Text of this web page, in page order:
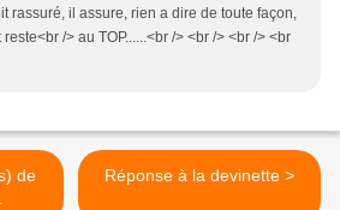
rassuré, il assure, rien a dire de toute façon,
reste<br /> au TOP......<br /> <br /> <br /> <br
Réponse à la devinette >